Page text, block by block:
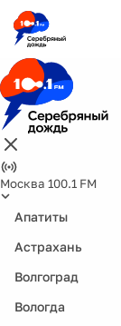
Москва 100.1 FM
Апатиты
Астрахань
Волгоград
Вологда